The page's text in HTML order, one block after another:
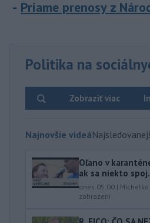
Priame prenosy z
Politika na
Zobraziť viac
Najnovšie videá
Oľano v
ak sa niekto
dnes 05:00 | Michelko
zobrazení